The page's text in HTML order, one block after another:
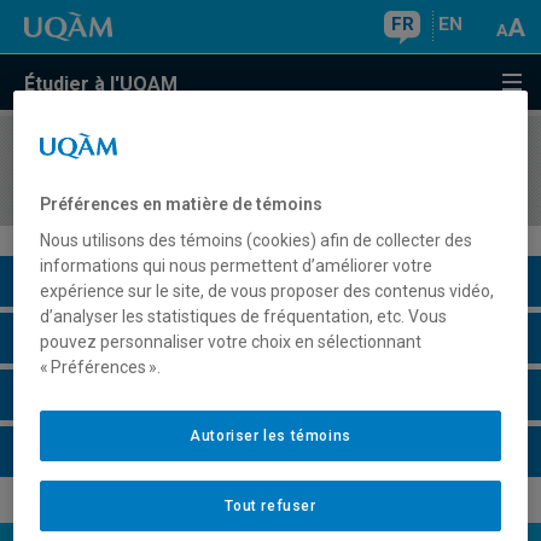
FR EN
Étudier à l'UQAM
COURS//
Description du cours
Horaire - Été 2026
Préférences en matière de témoins
Nous utilisons des témoins (cookies) afin de collecter des
informations qui nous permettent d’améliorer votre
expérience sur le site, de vous proposer des contenus vidéo,
d’analyser les statistiques de fréquentation, etc. Vous
pouvez personnaliser votre choix en sélectionnant
« Préférences ».
Tout refuser
Autoriser les témoins